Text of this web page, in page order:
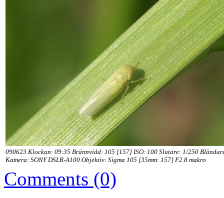
090623 Klockan: 09:35 Brännvidd: 105 [157] ISO: 100 Slutare: 1/250
Kamera: SONY DSLR-A100 Objektiv: Sigma 105 [35mm: 157] F2.8 makro
Comments (0)